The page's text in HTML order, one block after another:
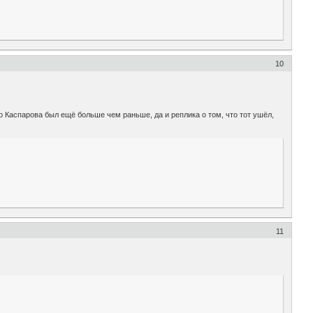
10
Каспарова был ещё больше чем раньше, да и реплика о том, что тот ушёл,
11